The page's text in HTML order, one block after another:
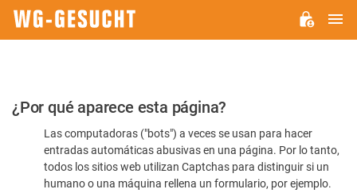
Por
favor,
confirme
¿Por qué aparece esta página?
Las computadoras ("bots") a veces se usan para hacer
entradas automáticas abusivas en una página. Por lo tanto,
todos los sitios web utilizan Captchas para distinguir si un
humano o una máquina rellena un formulario, por ejemplo.